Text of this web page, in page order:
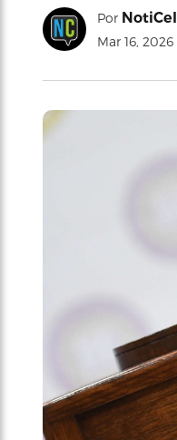
Por NotiCel
Mar 16, 2026